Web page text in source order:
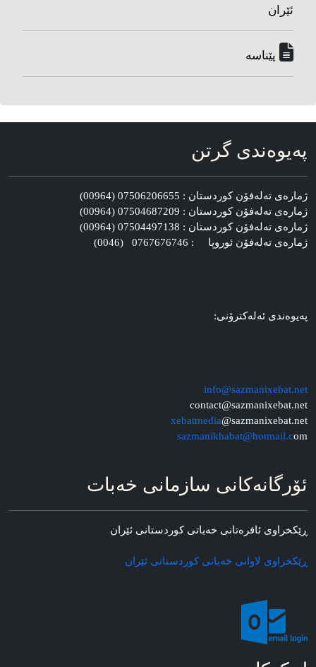
ئێران
پێناسه‌
په‌یوه‌ندی گرتن
ژماره‌ی ته‌له‌فۆن کوردستان : 07506206655 (00964)
ژماره‌ی ته‌له‌فۆن کوردستان : 07504687209 (00964)
ژماره‌ی ته‌له‌فۆن کوردستان : 07504497138 (00964)
ژماره‌ی ته‌له‌فۆن ئوروپا : 0767676746 (0046)
په‌یوه‌ندی ئه‌له‌کترۆنی:
info@sazmanixebat.net
contact@sazmanixebat.net
xebatmedia@sazmanixebat.net
sazmanikhabat@hotmail.com
ئۆرگانه‌کانی سازمانی خه‌بات
ڕێکخراوی ئافره‌تانی خه‌باتی کوردستانی ئێران
ڕێکخراوی لاوانی خه‌باتی کوردستانی ئێران